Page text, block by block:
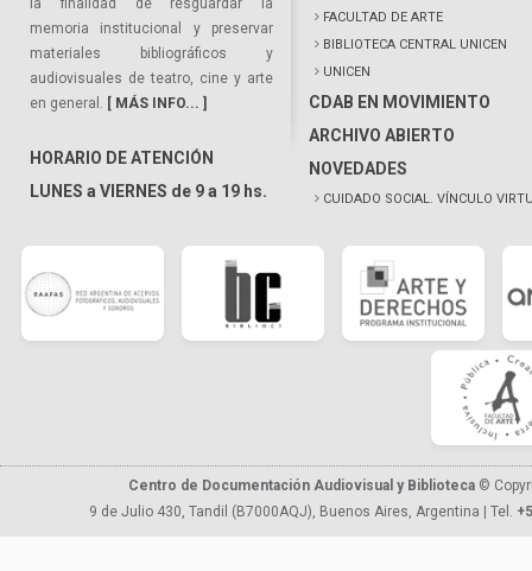
la finalidad de resguardar la
memoria institucional y preservar
materiales bibliográficos y
audiovisuales de teatro, cine y arte
en general. [ MÁS INFO... ]
HORARIO DE ATENCIÓN
LUNES a VIERNES de 9 a 19 hs.
FACULTAD DE ARTE
BIBLIOTECA CENTRAL UNICEN
UNICEN
CDAB EN MOVIMIENTO
ARCHIVO ABIERTO
NOVEDADES
CUIDADO SOCIAL. VÍNCULO
Centro de Documentación Audiovisual y Biblioteca ©
9 de Julio 430, Tandil (B7000AQJ), Buenos Aires, Argentina | Tel.